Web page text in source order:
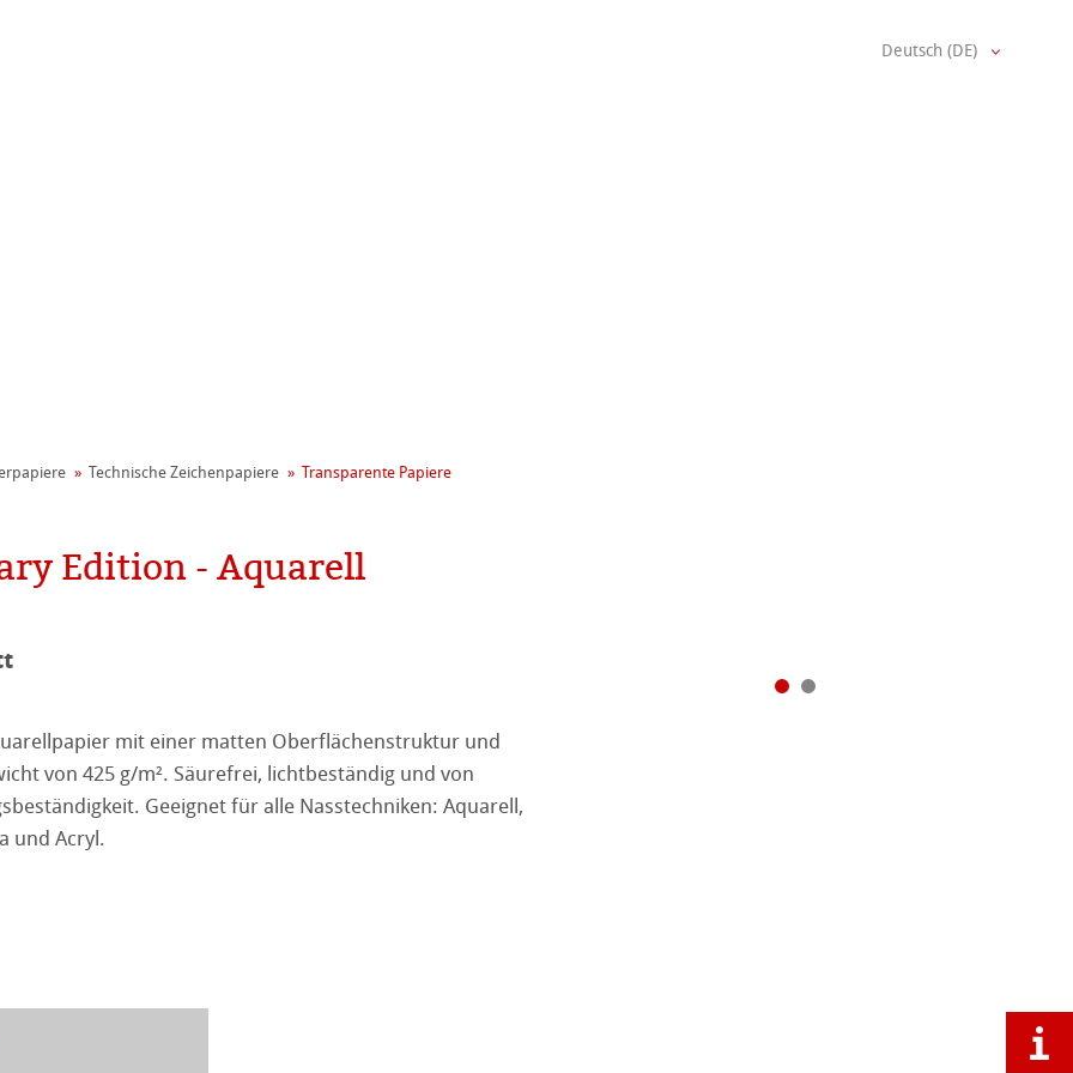
Program
Rag
Pastel
Deutsch (DE)
Technische Zeichenpapiere Transparente Papiere
Edition - Aquarell
mit einer matten Oberflächenstruktur und
von 425 g/m². Säurefrei, lichtbeständig und von
Geeignet für alle Nasstechniken: Aquarell,
und Acryl.